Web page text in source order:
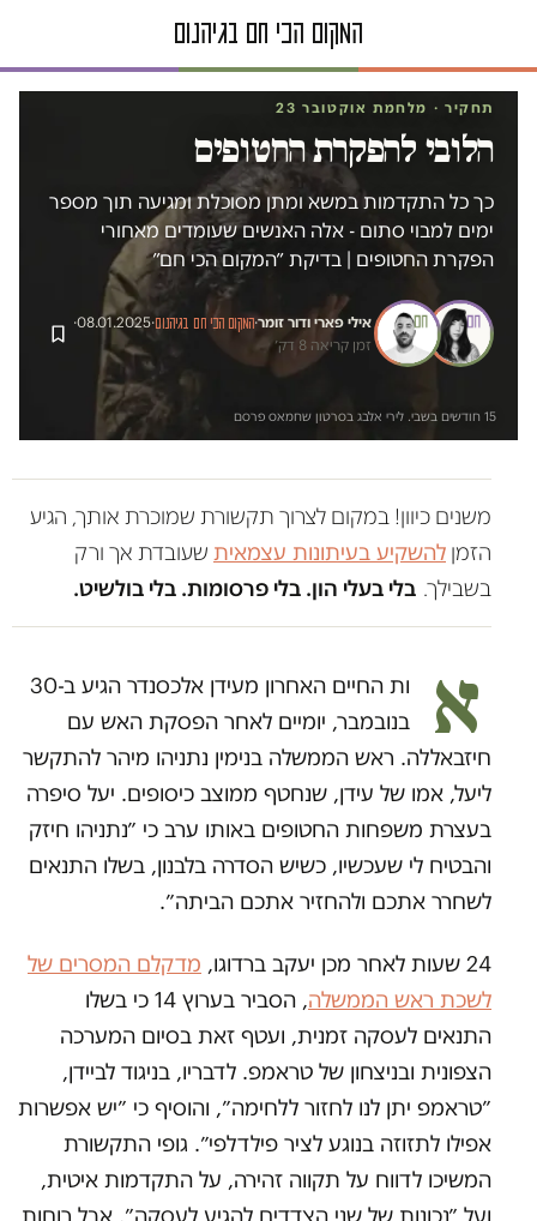
תחקיר · מלחמת אוקטובר 23
הלובי להפקרת החטופים
כך כל התקדמות במשא ומתן מסוכלת ומגיעה תוך מספר
ימים למבוי סתום - אלה האנשים שעומדים מאחורי
הפקרת החטופים | בדיקת ״המקום הכי חם״
אילי פארי ודור זומר·המקום הכי חם בגיהנום·
08.01.2025
·
זמן קריאה 8 דק׳
15 חודשים בשבי. לירי אלבג בסרטון שחמאס פרסם
משנים כיוון! במקום לצרוך תקשורת שמוכרת אותך, הגיע
הזמן להשקיע בעיתונות עצמאית שעובדת אך ורק
בשבילך. בלי בעלי הון. בלי פרסומות. בלי בולשיט.
א
ות החיים האחרון מעידן אלכסנדר הגיע ב-30
בנובמבר, יומיים לאחר הפסקת האש עם
חיזבאללה. ראש הממשלה בנימין נתניהו מיהר להתקשר
ליעל, אמו של עידן, שנחטף ממוצב כיסופים. יעל סיפרה
בעצרת משפחות החטופים באותו ערב כי ״נתניהו חיזק
והבטיח לי שעכשיו, כשיש הסדרה בלבנון, בשלו התנאים
לשחרר אתכם ולהחזיר אתכם הביתה״.
24 שעות לאחר מכן יעקב ברדוגו,
מדקלם המסרים של
לשכת ראש הממשלה
, הסביר בערוץ 14 כי בשלו
התנאים לעסקה זמנית, ועטף זאת בסיום המערכה
הצפונית ובניצחון של טראמפ. לדבריו, בניגוד לביידן,
״טראמפ יתן לנו לחזור ללחימה״, והוסיף כי ״יש אפשרות
אפילו לתזוזה בנוגע לציר פילדלפי״. גופי התקשורת
המשיכו לדווח על תקווה זהירה, על התקדמות איטית,